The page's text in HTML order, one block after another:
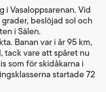
i Vasaloppsarenan. Vid
beslöjad sol och
i Sälen.
Banan var i år 95 km,
tack vare att spåret nu
som för skidåkarna i
startade 72